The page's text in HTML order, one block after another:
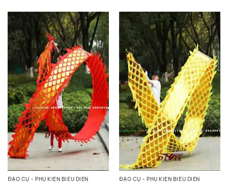
8,000₫.
ĐẠO CỤ - PHỤ KIỆN BIỂU DIỄN ĐẠO CỤ - PHỤ KIỆN BIỂU DIỄN